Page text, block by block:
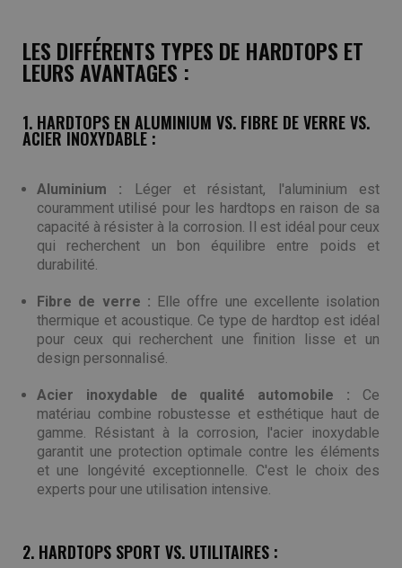
LES DIFFÉRENTS TYPES DE HARDTOPS ET
LEURS AVANTAGES :
1. HARDTOPS EN ALUMINIUM VS. FIBRE DE VERRE VS.
ACIER INOXYDABLE :
Aluminium : Léger et résistant, l'aluminium est
couramment utilisé pour les hardtops en raison de sa
capacité à résister à la corrosion. Il est idéal pour ceux
qui recherchent un bon équilibre entre poids et
durabilité.
Fibre de verre : Elle offre une excellente isolation
thermique et acoustique. Ce type de hardtop est idéal
pour ceux qui recherchent une finition lisse et un
design personnalisé.
Acier inoxydable de qualité automobile : Ce
matériau combine robustesse et esthétique haut de
gamme. Résistant à la corrosion, l'acier inoxydable
garantit une protection optimale contre les éléments
et une longévité exceptionnelle. C'est le choix des
experts pour une utilisation intensive.
2. HARDTOPS SPORT VS. UTILITAIRES :